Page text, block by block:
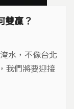
雙贏？
水，不像台北
我們將要迎接